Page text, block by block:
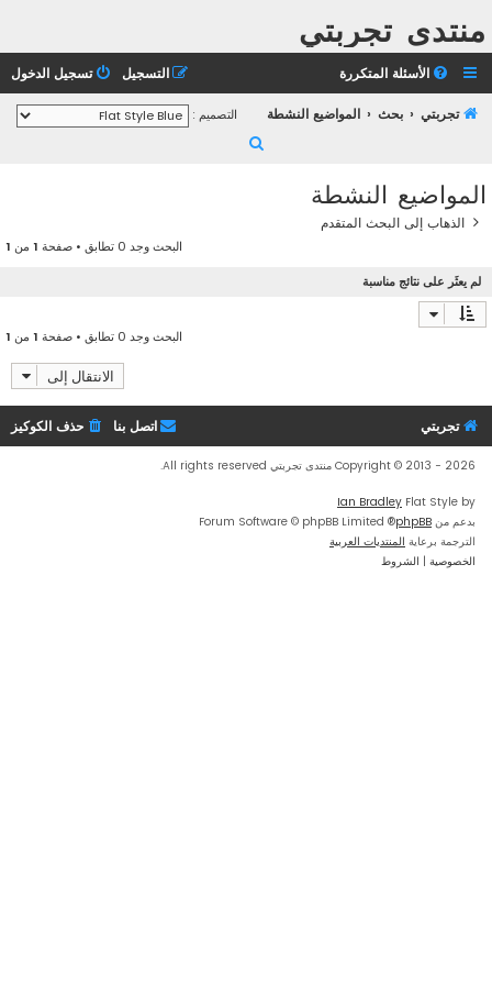
منتدى تجربتي
الأسئلة المتكررة تسجيل الدخول التسجيل
تجربتي بحث المواضيع النشطة التصميم :
المواضيع النشطة
الذهاب إلى البحث المتقدم
البحث وجد 0 تطابق • صفحة 1 من 1
لم يعثَر على نتائج مناسبة
البحث وجد 0 تطابق • صفحة 1 من 1
الانتقال إلى
تجربتي حذف الكوكيز اتصل بنا
Copyright © 2013 - 2026 منتدى تجربتي All rights reserved.
Flat Style by
Ian Bradley
بدعم من phpBB
® Forum Software © phpBB Limited
الترجمة برعاية المنتديات العربية
الخصوصية | الشروط